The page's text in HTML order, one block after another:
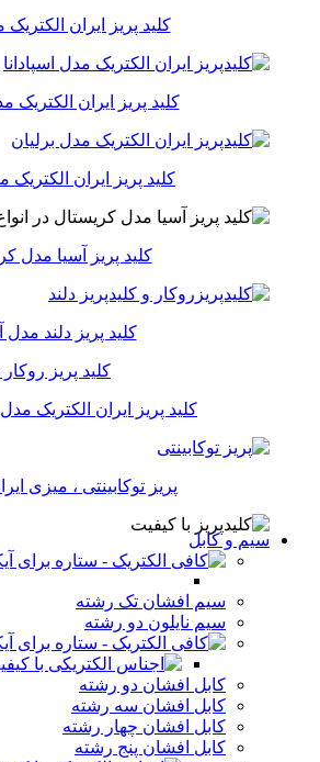
کلید پریز ایران الکتریک
کلید پریز ایران الکتریک
کلید پریز ایران الکتریک
کلید پریز آسیا مدل
کلید پریز دلند مدل
کلید پریز روکار
کلید پریز ایران الکتریک مدل 2008 و 2009
پریز توکابینتی ، میزی
سیم و کابل
سیم افشان تک رشته
سیم نایلون دو رشته
کابل افشان دو رشته
کابل افشان سه رشته
کابل افشان چهار رشته
کابل افشان پنج رشته